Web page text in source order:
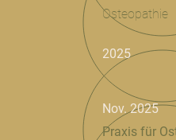
Osteopathie
2025
Nov. 2025
Praxis für